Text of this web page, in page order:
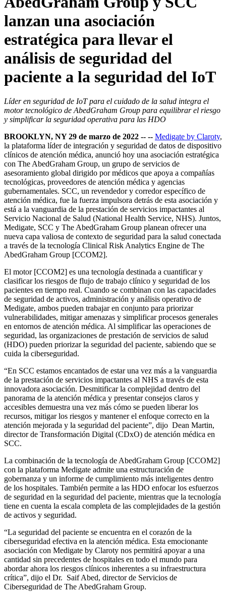
lanzan una asociación
estratégica para llevar el
análisis de seguridad del
paciente a la seguridad del IoT
Líder en seguridad de IoT para el cuidado de la salud integra el
motor tecnológico de AbedGraham Group para equilibrar el riesgo
y simplificar la seguridad operativa para las HDO
BROOKLYN, NY 29 de marzo de 2022 -- -- Medigate by Claroty,
la plataforma líder de integración y seguridad de datos de dispositivo
clínicos de atención médica, anunció hoy una asociación estratégica
con The AbedGraham Group, un grupo de servicios de
asesoramiento global dirigido por médicos que apoya a compañías
tecnológicas, proveedores de atención médica y agencias
gubernamentales. SCC, un revendedor y corredor específico de
atención médica, fue la fuerza impulsora detrás de esta asociación y
está a la vanguardia de la prestación de servicios impactantes al
Servicio Nacional de Salud (National Health Service, NHS). Juntos,
Medigate, SCC y The AbedGraham Group planean ofrecer una
nueva capa valiosa de contexto de seguridad para la salud conectada
a través de la tecnología Clinical Risk Analytics Engine de The
AbedGraham Group [CCOM2].
El motor [CCOM2] es una tecnología destinada a cuantificar y
clasificar los riesgos de flujo de trabajo clínico y seguridad de los
pacientes en tiempo real. Cuando se combinan con las capacidades
de seguridad de activos, administración y análisis operativo de
Medigate, ambos pueden trabajar en conjunto para priorizar
vulnerabilidades, mitigar amenazas y simplificar procesos generales
en entornos de atención médica. Al simplificar las operaciones de
seguridad, las organizaciones de prestación de servicios de salud
(HDO) pueden priorizar la seguridad del paciente, sabiendo que se
cuida la ciberseguridad.
“En SCC estamos encantados de estar una vez más a la vanguardia
de la prestación de servicios impactantes al NHS a través de esta
innovadora asociación. Desmitificar la complejidad dentro del
panorama de la atención médica y presentar consejos claros y
accesibles demuestra una vez más cómo se pueden liberar los
recursos, mitigar los riesgos y mantener el enfoque correcto en la
atención mejorada y la seguridad del paciente”, dijo Dean Martin,
director de Transformación Digital (CDxO) de atención médica en
SCC.
La combinación de la tecnología de AbedGraham Group [CCOM2]
con la plataforma Medigate admite una estructuración de
gobernanza y un informe de cumplimiento más inteligentes dentro
de los hospitales. También permite a las HDO enfocar los esfuerzos
de seguridad en la seguridad del paciente, mientras que la tecnología
tiene en cuenta la escala completa de las complejidades de la gestión
de activos y seguridad.
“La seguridad del paciente se encuentra en el corazón de la
ciberseguridad efectiva en la atención médica. Esta emocionante
asociación con Medigate by Claroty nos permitirá apoyar a una
cantidad sin precedentes de hospitales en todo el mundo para
abordar ahora los riesgos clínicos inherentes a su infraestructura
crítica”, dijo el Dr. Saif Abed, director de Servicios de
Ciberseguridad de The AbedGraham Group.